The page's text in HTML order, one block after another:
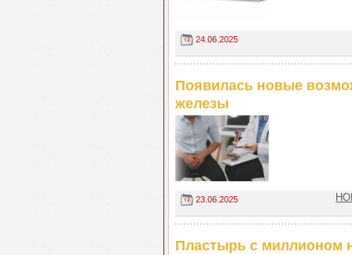
24.06.2025
Появилась новые
железы
23.06.2025
Пластырь с миллионом